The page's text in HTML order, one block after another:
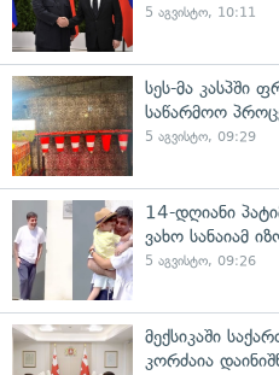
5 აგვისტო, 10:11
სეს-მა კასპში
საწარმოო
5 აგვისტო, 09:29
14-დღიანი
ვახო სანაიამ
5 აგვისტო, 09:26
მექსიკაში
კორძაია